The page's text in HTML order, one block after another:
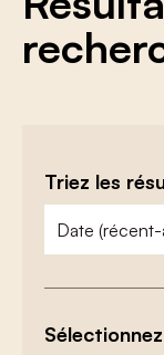
Triez les
zoeken -
trier le